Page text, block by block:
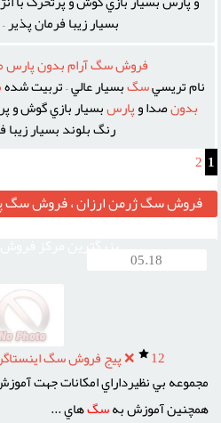
بسيار زيبا فرمان
فروش سگ آرام بدون پارس
نام تريسيسگبسيار عالي – تربيت شده
بدونصدا وپارسبسيار بازي گوش و
رنگ بلوند بسيار زيبا
2
فروش سگ ژرمن ارزان ، فروش سگ
نگهبان ، مرکز قیمت خرید وفروش
05.18
12
❌ پيج فروش سگ
مجموعه بي نظيرداراي امکانات جهت
همچنين آموزش بهسگهاي ...